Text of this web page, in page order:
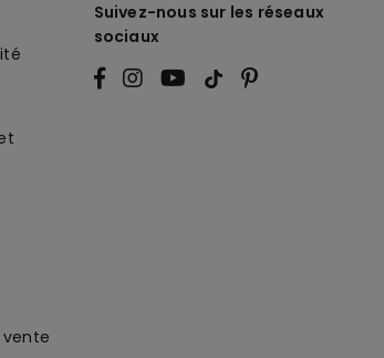
vente
Suivez-nous sur les réseaux
sociaux